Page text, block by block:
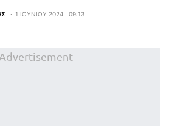
1 ΙΟΥΝΊΟΥ 2024 | 09:13
Advertisement